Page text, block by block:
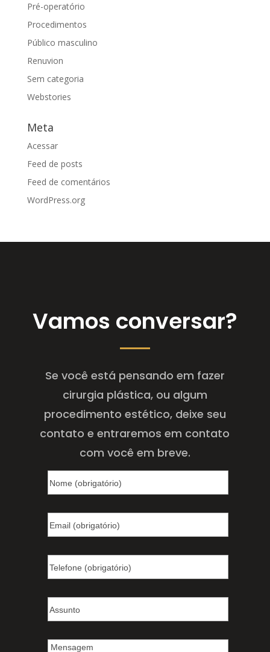
Pré-operatório
Procedimentos
Público masculino
Renuvion
Sem categoria
Webstories
Meta
Acessar
Feed de posts
Feed de comentários
WordPress.org
Vamos conversar?
Se você está pensando em fazer
cirurgia plástica, ou algum
procedimento estético, deixe seu
contato e entraremos em contato
com você em breve.